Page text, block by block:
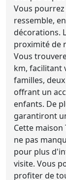
Vous
ressemble,
décorations.
proximité de
Vous
km, facilitant
familles,
offrant un
enfants. De
garantiront
Cette
ne pas
pour plus
visite. Vous
profiter de